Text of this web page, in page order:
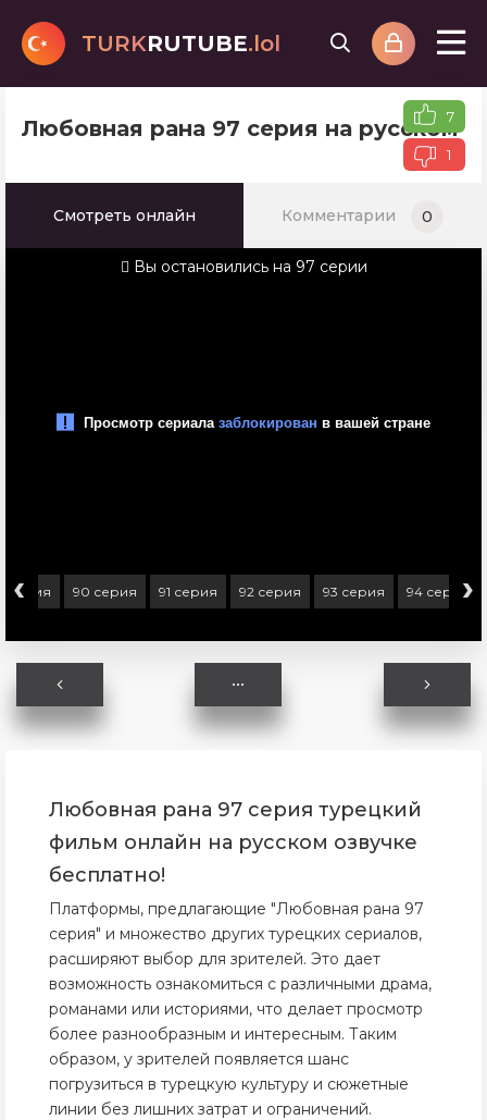
TURKRUTUBE.lol
Любовная рана 97 серия на русском
7
1
Смотреть онлайн Комментарии 0
Вы остановились на 97 серии
‹
серия 90 серия 91 серия 92 серия 93 серия 94 серия›
Любовная рана 97 серия турецкий
фильм онлайн на русском озвучке
бесплатно!
Платформы, предлагающие "Любовная рана 97
серия" и множество других турецких сериалов,
расширяют выбор для зрителей. Это дает
возможность ознакомиться с различными драма,
романами или историями, что делает просмотр
более разнообразным и интересным. Таким
образом, у зрителей появляется шанс
погрузиться в турецкую культуру и сюжетные
линии без лишних затрат и ограничений.